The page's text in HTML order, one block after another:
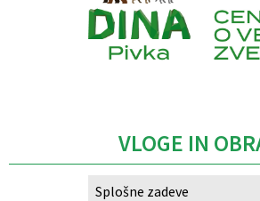
VLOGE IN
Splošne zadeve